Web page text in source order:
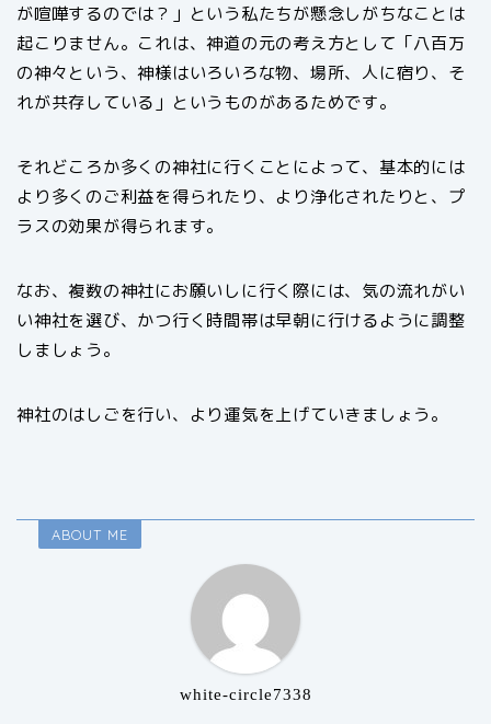
が喧嘩するのでは？」という私たちが懸念しがちなことは
起こりません。これは、神道の元の考え方として「八百万
の神々という、神様はいろいろな物、場所、人に宿り、そ
れが共存している」というものがあるためです。
それどころか多くの神社に行くことによって、基本的には
より多くのご利益を得られたり、より浄化されたりと、プ
ラスの効果が得られます。
なお、複数の神社にお願いしに行く際には、気の流れがい
い神社を選び、かつ行く時間帯は早朝に行けるように調整
しましょう。
神社のはしごを行い、より運気を上げていきましょう。
ABOUT ME
white-circle7338